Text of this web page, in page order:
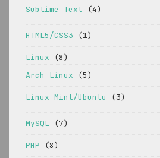
Sublime Text (4)
HTML5/CSS3 (1)
Linux (8)
Arch Linux (5)
Linux Mint/Ubuntu (3)
MySQL (7)
PHP (8)